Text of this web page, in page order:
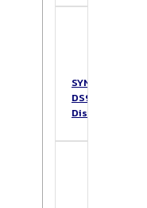
SYNOLOGY
DS925+
DiskStation